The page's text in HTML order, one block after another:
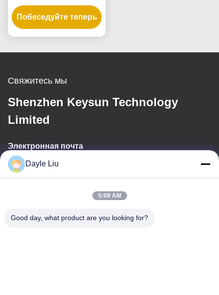
светодиодный
драйвер для
сжимаемого
Побеседуйте теперь
Свяжитесь мы
Shenzhen Keysun Technology
Limited
Электронная почта
power06@szzhpower.com
Адрес
Dayle Liu
5:09 AM
Good day, what product are you looking for?